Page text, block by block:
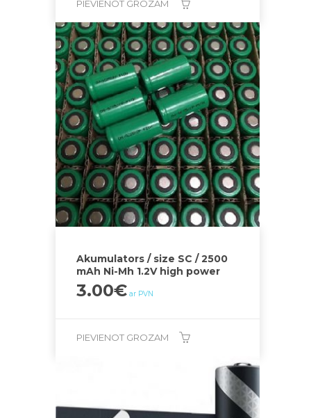
PIEVIENOT GROZAM
Akumulators / size SC / 2500
mAh Ni-Mh 1.2V high power
3.00€ ar PVN
PIEVIENOT GROZAM